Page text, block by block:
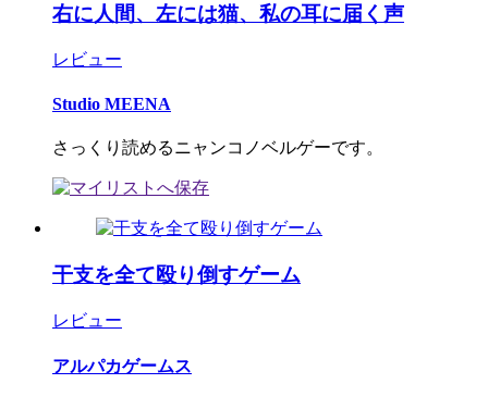
右に人間、左には猫、私の耳に届く声
レビュー
Studio MEENA
さっくり読めるニャンコノベルゲーです。
干支を全て殴り倒すゲーム
レビュー
アルパカゲームス